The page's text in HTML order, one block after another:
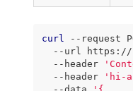
curl
--request
--url
  --header
  --header
'hi-